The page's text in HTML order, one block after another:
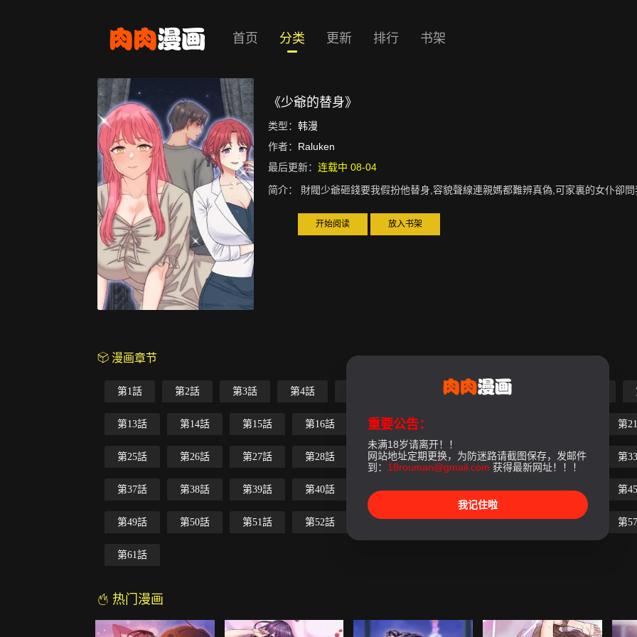
首页 分类 更新 排行 书架
《少爺的替身》
类型： 韩漫
作者： Raluken
最后更新： 连载中 08-04
简介：
財閥少爺砸錢要我假扮他替身,容貌聲線連親媽都難辨真偽,可家裏的女仆卻
开始阅读 放入书架
漫画章节
第1話 第2話 第3話 第4話 第7話
第13話 第14話 第15話 第16話 第17話 第
第25話 第26話 第27話 第28話 第29話 第30話 第31話 第32話 第
第37話 第38話 第39話 第40話 第41話 第42話 第43話 第44話 第
第49話 第50話 第51話 第52話 第53話 第54話 第55話 第56話 第
第61話
热门漫画
重要公告：
未满18岁请离开！！
网站地址定期更换，为防迷路请截图保存，发邮件
到： 18rouman@gmail.com 获得最新网址！！！
我记住啦